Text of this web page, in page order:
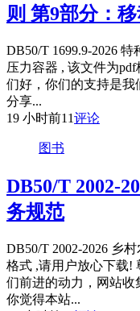
则 第9部分：
DB50/T 1699.9-2026
压力容器 , 该文件为
们好，你们的支持是
分享...
19 小时前11评论
图书
DB50/T 2002-
务规范
DB50/T 2002-2026 乡
格式 ,请用户放心下载!
们前进的动力，网站
你觉得本站...